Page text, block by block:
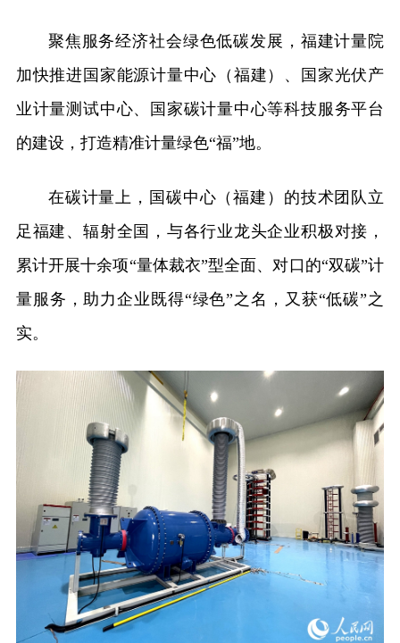
聚焦服务经济社会绿色低碳发展，福建计量院
加快推进国家能源计量中心（福建）、国家光伏产
业计量测试中心、国家碳计量中心等科技服务平台
的建设，打造精准计量绿色“福”地。
在碳计量上，国碳中心（福建）的技术团队立
足福建、辐射全国，与各行业龙头企业积极对接，
累计开展十余项“量体裁衣”型全面、对口的“双碳”计
量服务，助力企业既得“绿色”之名，又获“低碳”之
实。